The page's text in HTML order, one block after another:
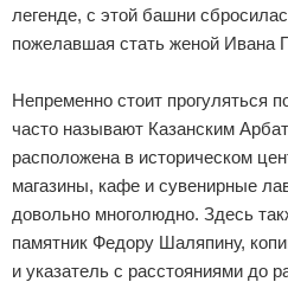
легенде, с этой башни
пожелавшая стать женой Ивана
Непременно стоит прогуляться
часто называют Казанским
расположена в историческом
магазины, кафе и сувенирные
довольно многолюдно. Здесь
памятник Федору Шаляпину,
и указатель с расстояниями до